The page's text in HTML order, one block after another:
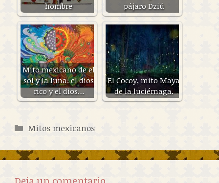
hombre
pájaro Dziú
Mito mexicano de el
sol y la luna: el dios
rico y el dios…
El Cocoy, mito Maya
de la luciérnaga.
Categorías
Mitos mexicanos